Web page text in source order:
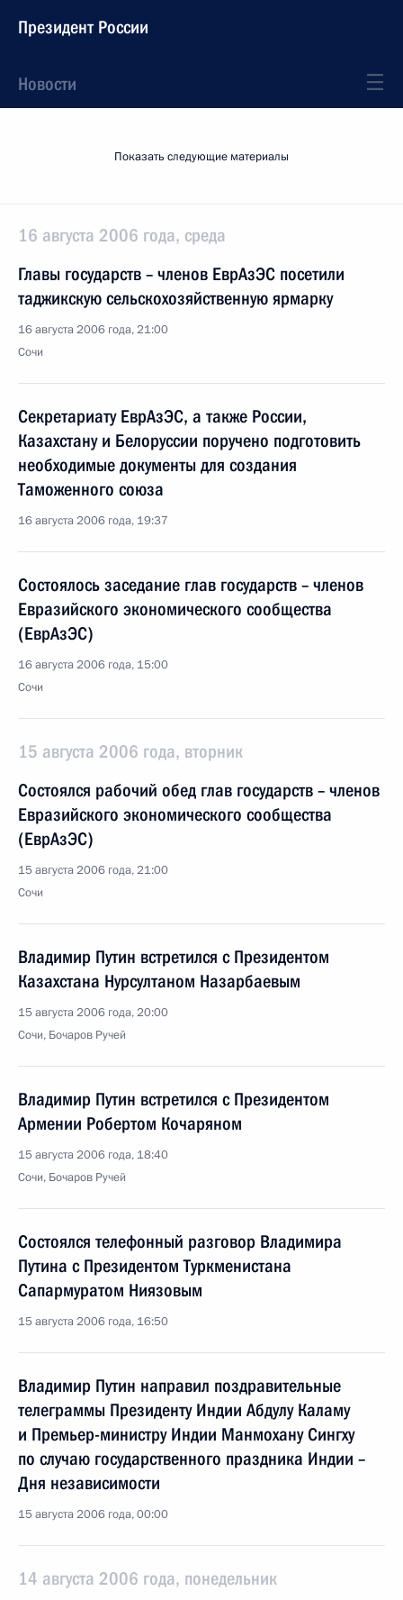
Президент России
Новости
Показать следующие материалы
16 августа 2006 года, среда
Главы государств – членов ЕврАзЭС посетили
таджикскую сельскохозяйственную ярмарку
16 августа 2006 года, 21:00
Сочи
Секретариату ЕврАзЭС, а также России,
Казахстану и Белоруссии поручено подготовить
необходимые документы для создания
Таможенного союза
16 августа 2006 года, 19:37
Состоялось заседание глав государств – членов
Евразийского экономического сообщества
(ЕврАзЭС)
16 августа 2006 года, 15:00
Сочи
15 августа 2006 года, вторник
Состоялся рабочий обед глав государств – членов
Евразийского экономического сообщества
(ЕврАзЭС)
15 августа 2006 года, 21:00
Сочи
Владимир Путин встретился с Президентом
Казахстана Нурсултаном Назарбаевым
15 августа 2006 года, 20:00
Сочи, Бочаров Ручей
Владимир Путин встретился с Президентом
Армении Робертом Кочаряном
15 августа 2006 года, 18:40
Сочи, Бочаров Ручей
Состоялся телефонный разговор Владимира
Путина с Президентом Туркменистана
Сапармуратом Ниязовым
15 августа 2006 года, 16:50
Владимир Путин направил поздравительные
телеграммы Президенту Индии Абдулу Каламу
и Премьер-министру Индии Манмохану Сингху
по случаю государственного праздника Индии –
Дня независимости
15 августа 2006 года, 00:00
14 августа 2006 года, понедельник